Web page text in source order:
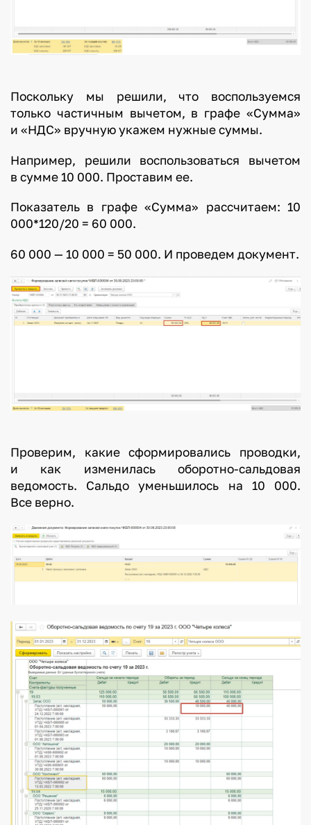
Поскольку мы решили, что воспользуемся
только частичным вычетом, в графе «Сумма»
и «НДС» вручную укажем нужные суммы.
Например, решили воспользоваться вычетом
в сумме 10 000. Проставим ее.
Показатель в графе «Сумма» рассчитаем: 10
000*120/20 = 60 000.
60 000 — 10 000 = 50 000. И проведем документ.
Проверим, какие сформировались проводки,
и как изменилась оборотно-сальдовая
ведомость. Сальдо уменьшилось на 10 000.
Все верно.